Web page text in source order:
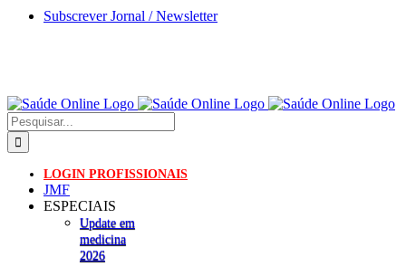
Skip
Subscrever Jornal / Newsletter
Pesquisar
LOGIN PROFISSIONAIS
JMF
ESPECIAIS
Update em
medicina
2026